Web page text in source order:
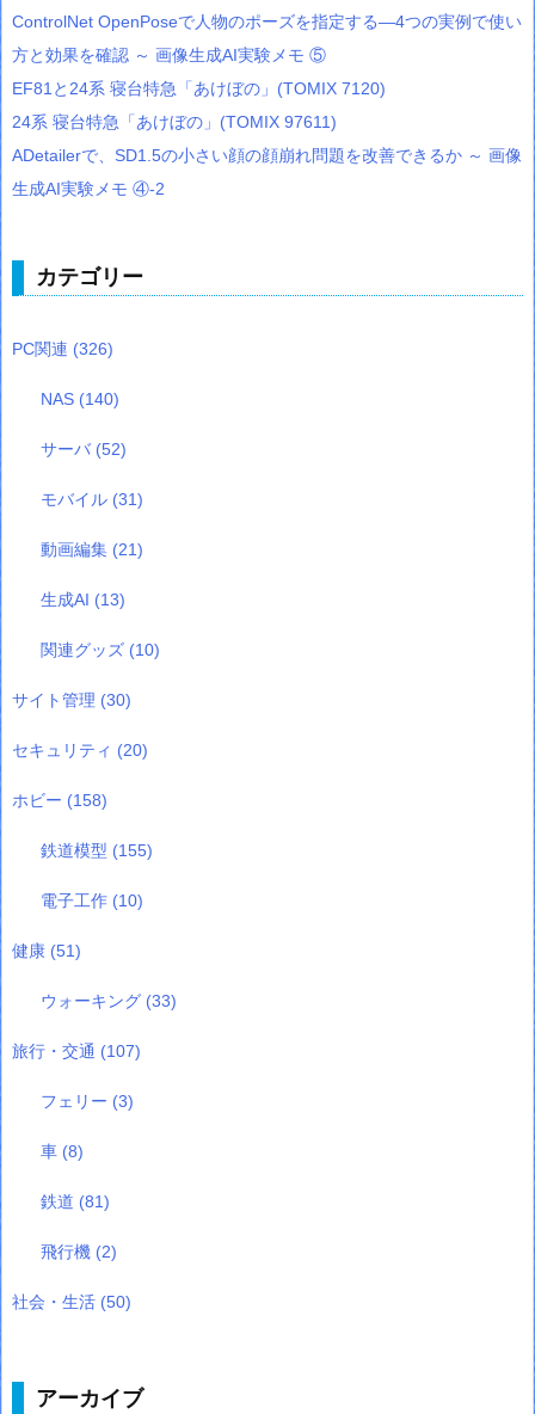
ControlNet OpenPoseで人物のポーズを指定する―4つの実例で使い
方と効果を確認 ～ 画像生成AI実験メモ ⑤
EF81と24系 寝台特急「あけぼの」(TOMIX 7120)
24系 寝台特急「あけぼの」(TOMIX 97611)
ADetailerで、SD1.5の小さい顔の顔崩れ問題を改善できるか ～ 画像
生成AI実験メモ ④-2
カテゴリー
PC関連 (326)
NAS (140)
サーバ (52)
モバイル (31)
動画編集 (21)
生成AI (13)
関連グッズ (10)
サイト管理 (30)
セキュリティ (20)
ホビー (158)
鉄道模型 (155)
電子工作 (10)
健康 (51)
ウォーキング (33)
旅行・交通 (107)
フェリー (3)
車 (8)
鉄道 (81)
飛行機 (2)
社会・生活 (50)
アーカイブ